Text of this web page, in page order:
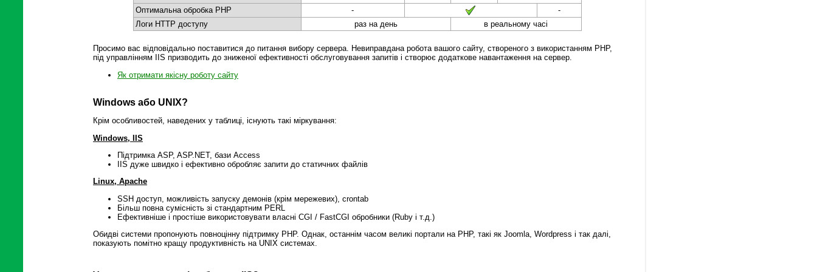
Оптимальна обробка PHP
-
-
Логи HTTP доступу
раз на день в реальному часі
Просимо вас відповідально поставитися до питання вибору сервера. Невиправдана робота вашого сайту, створеного з використанням PHP,
під управлінням IIS призводить до зниженої ефективності обслуговування запитів і створює додаткове навантаження на сервер.
Як отримати якісну роботу сайту
Windows або UNIX?
Крім особливостей, наведених у таблиці, існують такі міркування:
Windows, IIS
Підтримка ASP, ASP.NET, бази Access
IIS дуже швидко і ефективно обробляє запити до статичних файлів
Linux, Apache
SSH доступ, можливість запуску демонів (крім мережевих), crontab
Більш повна сумісність зі стандартним PERL
Ефективніше і простіше використовувати власні CGI / FastCGI обробники (Ruby і т.д.)
Обидві системи пропонують повноцінну підтримку PHP. Однак, останнім часом великі портали на PHP, такі як Joomla, Wordpress і так далі,
показують помітно кращу продуктивність на UNIX системах.